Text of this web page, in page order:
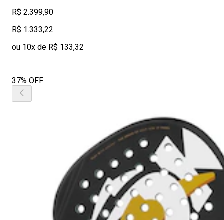
R$ 2.399,90
R$ 1.333,22
ou 10x de R$ 133,32
37% OFF